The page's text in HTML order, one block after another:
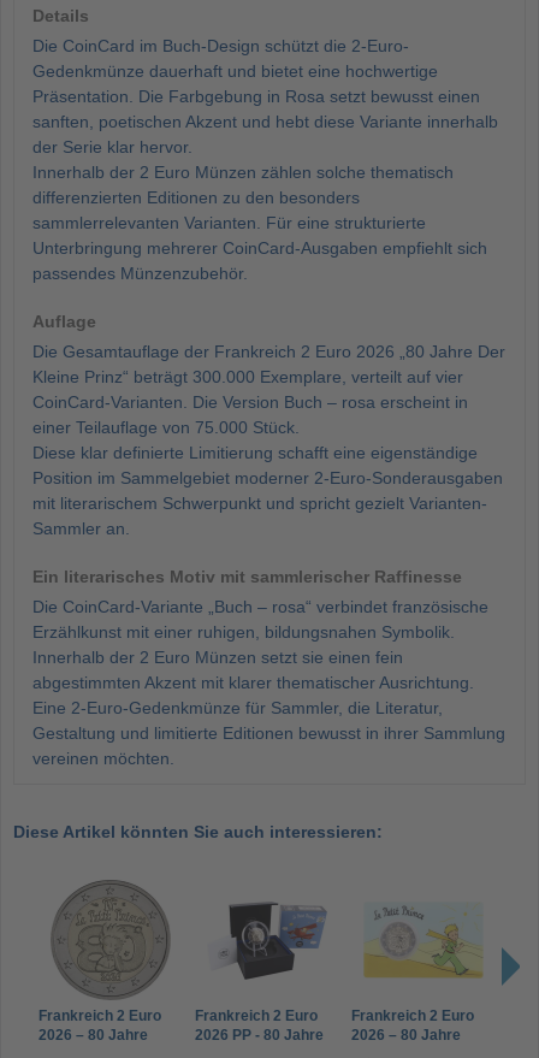
Details
Die CoinCard im Buch-Design schützt die 2-Euro-
Gedenkmünze dauerhaft und bietet eine hochwertige
Präsentation. Die Farbgebung in Rosa setzt bewusst einen
sanften, poetischen Akzent und hebt diese Variante innerhalb
der Serie klar hervor.
Innerhalb der 2 Euro Münzen zählen solche thematisch
differenzierten Editionen zu den besonders
sammlerrelevanten Varianten. Für eine strukturierte
Unterbringung mehrerer CoinCard-Ausgaben empfiehlt sich
passendes Münzenzubehör.
Auflage
Die Gesamtauflage der Frankreich 2 Euro 2026 „80 Jahre Der
Kleine Prinz“ beträgt 300.000 Exemplare, verteilt auf vier
CoinCard-Varianten. Die Version Buch – rosa erscheint in
einer Teilauflage von 75.000 Stück.
Diese klar definierte Limitierung schafft eine eigenständige
Position im Sammelgebiet moderner 2-Euro-Sonderausgaben
mit literarischem Schwerpunkt und spricht gezielt Varianten-
Sammler an.
Ein literarisches Motiv mit sammlerischer Raffinesse
Die CoinCard-Variante „Buch – rosa“ verbindet französische
Erzählkunst mit einer ruhigen, bildungsnahen Symbolik.
Innerhalb der 2 Euro Münzen setzt sie einen fein
abgestimmten Akzent mit klarer thematischer Ausrichtung.
Eine 2-Euro-Gedenkmünze für Sammler, die Literatur,
Gestaltung und limitierte Editionen bewusst in ihrer Sammlung
vereinen möchten.
Diese Artikel könnten Sie auch interessieren:
Frankreich 2 Euro
2026 – 80 Jahre
Frankreich 2 Euro
2026 PP - 80 Jahre
Frankreich 2 Euro
2026 – 80 Jahre